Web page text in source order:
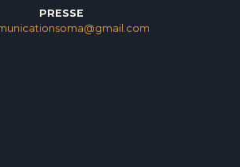
PRESSE